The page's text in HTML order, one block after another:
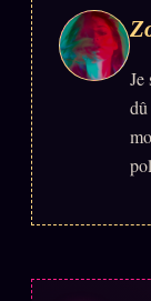
Se
Je